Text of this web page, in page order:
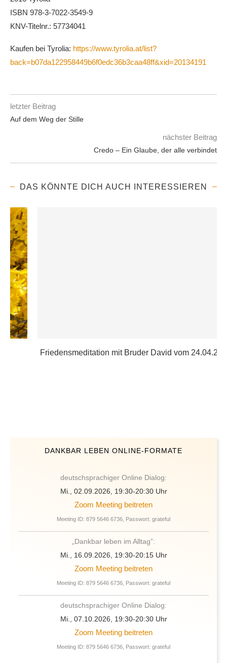
ISBN 978-3-7022-3549-9
KNV-Titelnr.: 57734041
Kaufen bei Tyrolia: https://www.tyrolia.at/list?
back=b07da122958449b6f0edc36b3caa48ff&xid=20134191
letzter Beitrag
Auf dem Weg der Stille
nächster Beitrag
Credo – Ein Glaube, der alle verbindet
DAS KÖNNTE DICH AUCH INTERESSIEREN
Friedensmeditation mit Bruder David vom 24.04.2022
DANKBAR LEBEN ONLINE-FORMATE
deutschsprachiger Online Dialog:
Mi., 02.09.2026, 19:30-20:30 Uhr
Zoom Meeting beitreten
Meeting ID: 879 5646 6736, Passwort: grateful
„Dankbar leben im Alltag”:
Mi., 16.09.2026, 19:30-20:15 Uhr
Zoom Meeting beitreten
Meeting ID: 879 5646 6736, Passwort: grateful
deutschsprachiger Online Dialog:
Mi., 07.10.2026, 19:30-20:30 Uhr
Zoom Meeting beitreten
Meeting ID: 879 5646 6736, Passwort: grateful